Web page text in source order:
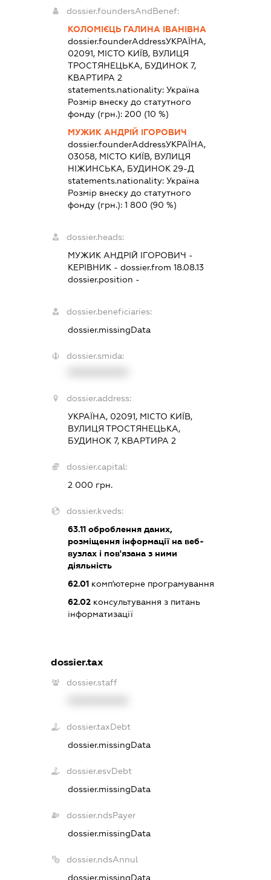
dossier.foundersAndBenef:
КОЛОМІЄЦЬ ГАЛИНА ІВАНІВНА
dossier.founderAddressУКРАЇНА,
02091, МІСТО КИЇВ, ВУЛИЦЯ
ТРОСТЯНЕЦЬКА, БУДИНОК 7,
КВАРТИРА 2
statements.nationality: Україна
Розмір внеску до статутного
фонду (грн.): 200 (10 %)
МУЖИК АНДРІЙ ІГОРОВИЧ
dossier.founderAddressУКРАЇНА,
03058, МІСТО КИЇВ, ВУЛИЦЯ
НІЖИНСЬКА, БУДИНОК 29-Д
statements.nationality: Україна
Розмір внеску до статутного
фонду (грн.): 1 800 (90 %)
dossier.heads:
МУЖИК АНДРІЙ ІГОРОВИЧ -
КЕРІВНИК - dossier.from 18.08.13
dossier.position -
dossier.beneficiaries:
dossier.missingData
dossier.smida:
dossier.address:
УКРАЇНА, 02091, МІСТО КИЇВ,
ВУЛИЦЯ ТРОСТЯНЕЦЬКА,
БУДИНОК 7, КВАРТИРА 2
dossier.capital:
2 000 грн.
dossier.kveds:
63.11оброблення даних,
розміщення інформації на веб-
вузлах і пов'язана з ними
діяльність
62.01комп'ютерне програмування
62.02консультування з питань
інформатизації
dossier.tax
dossier.staff
dossier.taxDebt
dossier.missingData
dossier.esvDebt
dossier.missingData
dossier.ndsPayer
dossier.missingData
dossier.ndsAnnul
dossier.missingData